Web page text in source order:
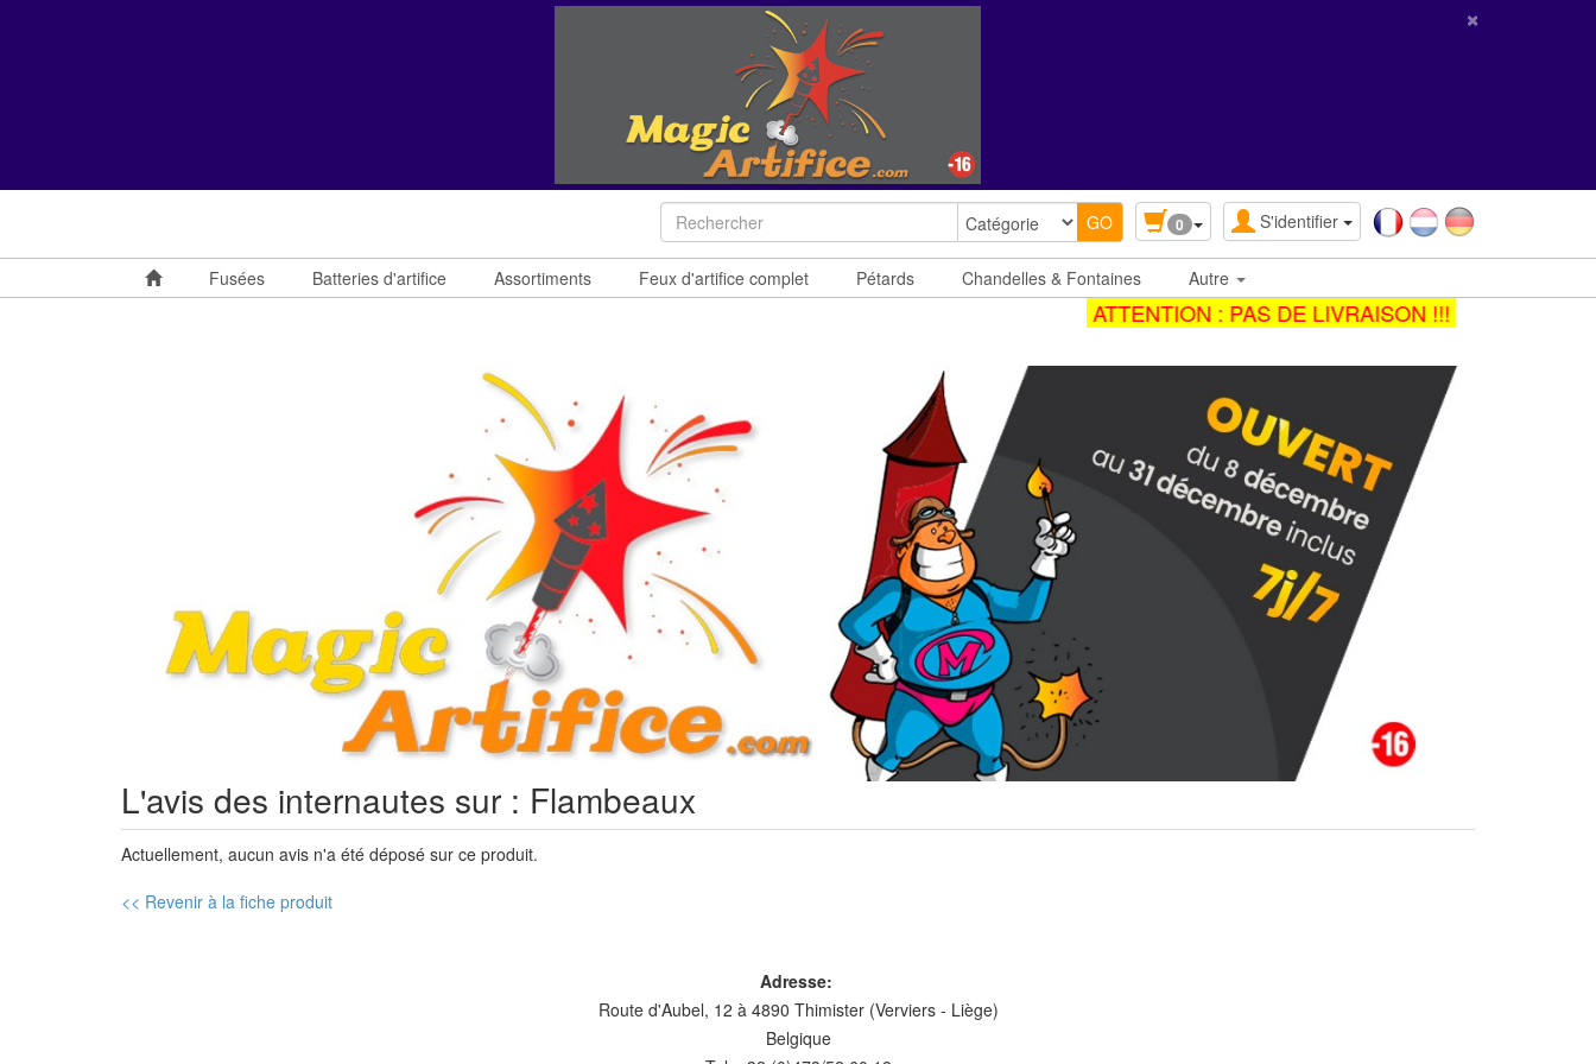
×
S'identifier
0
Fusées Batteries d'artifice Assortiments Feux d'artifice complet Pétards Chandelles & Fontaines Autre
ATTENTION : PAS DE LIVRAISON !!!
L'avis des internautes sur : Flambeaux
Actuellement, aucun avis n'a été déposé sur ce produit.
<< Revenir à la fiche produit
Adresse:
Route d'Aubel, 12 à 4890 Thimister (Verviers - Liège)
Belgique